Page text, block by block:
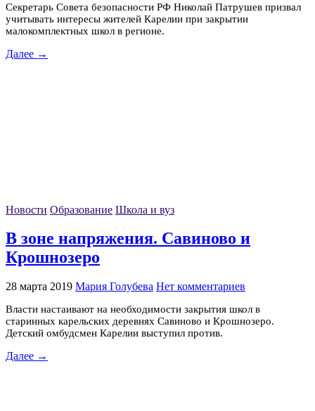
Секретарь Совета безопасности РФ Николай Патрушев призвал
учитывать интересы жителей Карелии при закрытии
малокомплектных школ в регионе.
Далее →
Новости Образование Школа и вуз
В зоне напряжения. Савиново и
Крошнозеро
28 марта 2019 Мария Голубева Нет комментариев
Власти настаивают на необходимости закрытия школ в
старинных карельских деревнях Савиново и Крошнозеро.
Детский омбудсмен Карелии выступил против.
Далее →